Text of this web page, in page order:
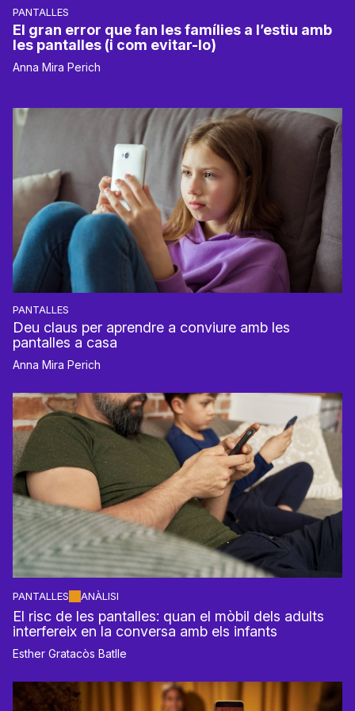
PANTALLES
El gran error que fan les famílies a l’estiu amb
les pantalles (i com evitar-lo)
Anna Mira Perich
PANTALLES
Deu claus per aprendre a conviure amb les
pantalles a casa
Anna Mira Perich
PANTALLES ANÀLISI
El risc de les pantalles: quan el mòbil dels adults
interfereix en la conversa amb els infants
Esther Gratacòs Batlle